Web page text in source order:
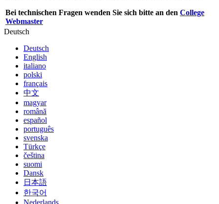
Bei technischen Fragen wenden Sie sich bitte an den College
Webmaster
Deutsch
Deutsch
English
italiano
polski
français
中文
magyar
română
español
português
svenska
Türkçe
čeština
suomi
Dansk
日本語
한국어